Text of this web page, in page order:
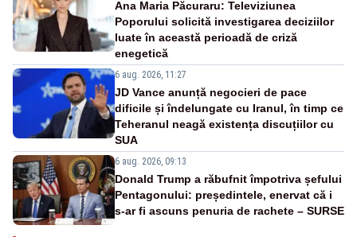
Ana Maria Păcuraru: Televiziunea
Poporului solicită investigarea deciziilor
luate în această perioadă de criză
enegetică
6 aug. 2026, 11:27
JD Vance anunță negocieri de pace
dificile și îndelungate cu Iranul, în timp ce
Teheranul neagă existența discuțiilor cu
SUA
6 aug. 2026, 09:13
Donald Trump a răbufnit împotriva șefului
Pentagonului: președintele, enervat că i
s-ar fi ascuns penuria de rachete – SURSE